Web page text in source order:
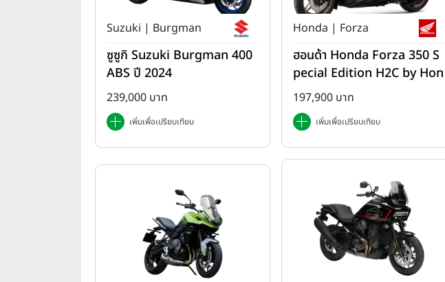
Suzuki | Burgman
ซูซูกิ Suzuki Burgman 400
ABS ปี 2024
239,000 บาท
เพิ่มเพื่อเปรียบเทียบ
Honda | Forza
ฮอนด้า Honda Forza 350 S
pecial Edition H2C by Hon
da ปี 2025
197,900 บาท
เพิ่มเพื่อเปรียบเทียบ